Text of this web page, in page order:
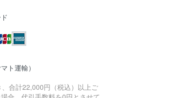
ト運輸）
合計22,000円（税込）以上ご